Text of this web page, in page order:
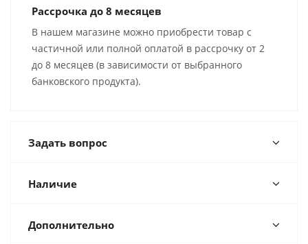
Рассрочка до 8 месяцев
В нашем магазине можно приобрести товар с
частичной или полной оплатой в рассрочку от 2
до 8 месяцев (в зависимости от выбранного
банковского продукта).
Задать вопрос
Наличие
Дополнительно